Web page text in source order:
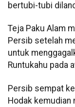
bertubi-tubi
Teja Paku Alam
Persib setelah
untuk
Runtukahu pada
Persib sempat
Hodak kemudian